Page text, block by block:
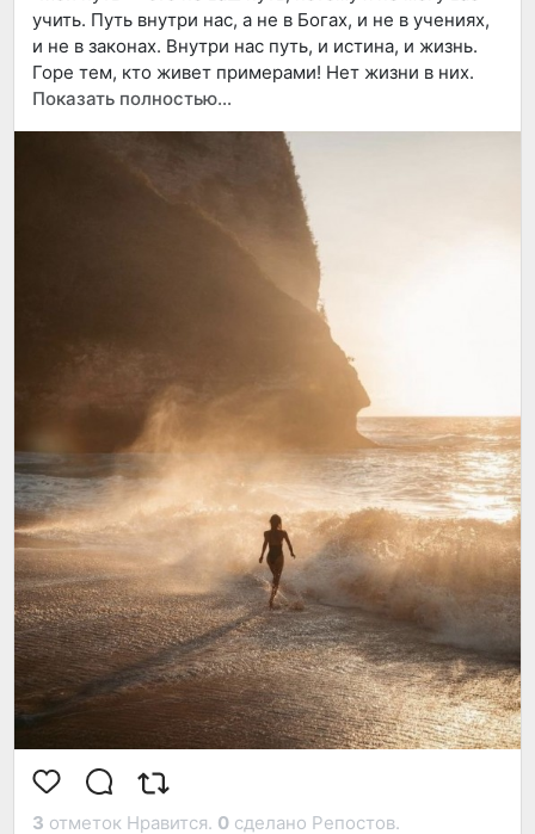
учить. Путь внутри нас, а не в Богах, и не в учениях,
и не в законах. Внутри нас путь, и истина, и жизнь.
Горе тем, кто живет примерами! Нет жизни в них.
Если вы живете в соответствии с примерами, вы
вашу жизнь, как не вы сами? Так живите сами.
Указательные столбы упали, перед нами лежат
неразмеченные пути. Не жадничайте, поглощая
плоды чужих земель. Вы знаете, что вы сами
плодородный акр, рождающий все, полезное для
Но кто сегодня знает это? Кто знает путь к вечно
плодородным краям души? Вы ищете путь лишь в
видимостях, вы изучаете книги и прислушиваетесь
ко всяким мнениям. Что в этом хорошего?
Есть только один путь, и это ваш путь”.
Показать полностью…
3 отметок Нравится. 0 сделано Репостов.